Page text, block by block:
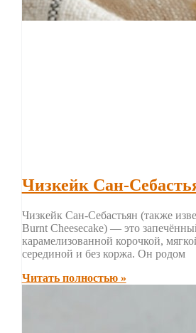
Чизкейк Сан-
Чизкейк Сан-Себастьян (также
Burnt Cheesecake) — это
карамелизованной корочкой,
серединой и без коржа. Он родом
Читать полностью »